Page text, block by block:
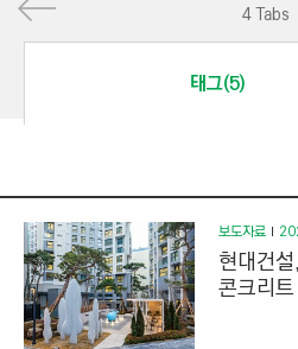
I
O
N
S
T
R
4 Tabs
태그(5)
보도자료
현대건
콘크리